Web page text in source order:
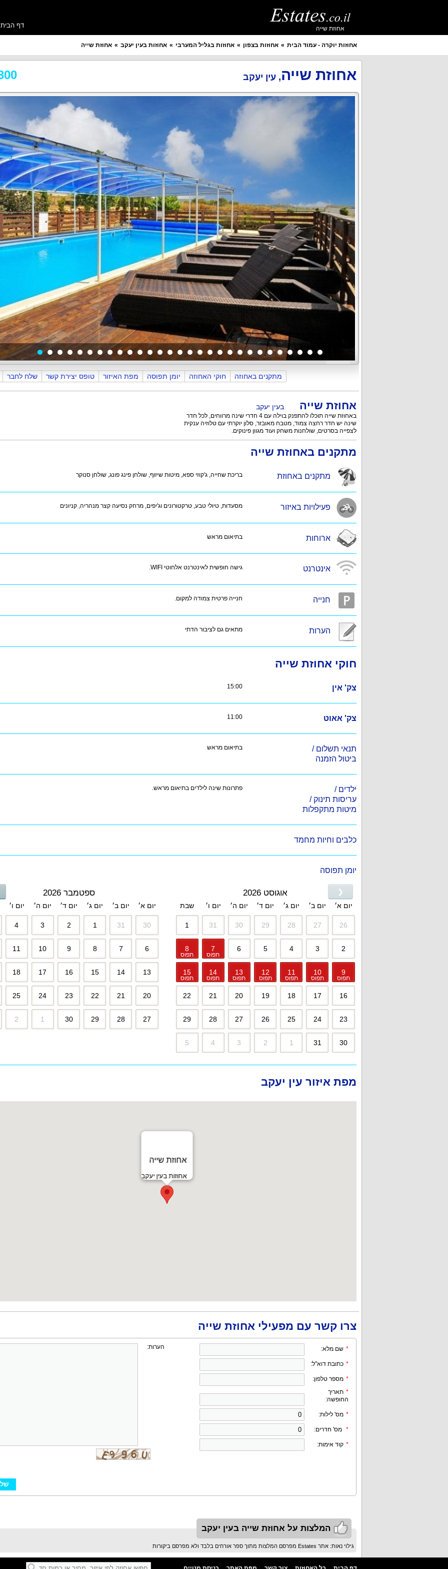
אחוזת שייה דף הבית
אחוזות יוקרה - עמוד הבית אחוזות בצפון אחוזות בגליל המערבי אחוזות בעין יעקב אחוזת שייה
אחוזת שייה, עין יעקב
החצר והבריכה פנים הוילה והחדרים אירועים במתחם
במיוחד לחורף
מתקנים באחוזה
חוקי האחוזה יומן תפוסה מפת האיזור טופס יצירת קשר שלח לחבר
אחוזת שייה בעין יעקב
באחוזת שייה תוכלו להתפנק בוילה עם 4 חדרי שינה מרווחים, לכל חדר
שינה יש חדר רחצה צמוד, מטבח מאובזר, סלון יוקרתי עם טלוזיה ענקית
לצפייה בסרטים, שולחנות משחק ועוד מגוון פינוקים.
מתקנים באחוזת שייה
מתקנים באחוזת בריכת שחייה, ג'קוזי ספא, מיטות שיזוף, שולחן פינג פונג, שולחן סנוקר
פעילויות באיזור מסעדות, טיולי טבע, טרקטורונים וג'יפים, מרחק נסיעה קצר מנהריה, קניונים
ארוחות בתיאום מראש
אינטרנט גישה חופשית לאינטרנט אלחוטי WIFI.
חנייה חנייה פרטית צמודה למקום.
הערות מתאים גם לציבור הדתי
חוקי אחוזת שייה
צק' אין 15:00
צק' אאוט 11:00
תנאי תשלום /
ביטול הזמנה
בתיאום מראש
ילדים /
עריסות תינוק /
מיטות מתקפלות
פתרונות שינה לילדים בתיאום מראש.
כלבים וחיות מחמד
יומן תפוסה
אוגוסט 2026
יום א׳ יום ב׳ יום ג׳ יום ד׳ יום ה׳ יום ו׳ שבת
26
27
28
29
30
31
1
2
3
4
5
6
7
תפוס
8
תפוס
9
תפוס
10
תפוס
11
תפוס
12
תפוס
13
תפוס
14
תפוס
15
תפוס
16
17
18
19
20
21
22
23
24
25
26
27
28
29
30
31
1
2
3
4
5
ספטמבר 2026
יום א׳ יום ב׳ יום ג׳ יום ד׳ יום ה׳ יום ו׳
30
31
1
2
3
4
6
7
8
9
10
11
13
14
15
16
17
18
20
21
22
23
24
25
27
28
29
30
1
2
❮
מפת איזור עין יעקב
אחוזת שייה
אחוזות בעין יעקב
צרו קשר עם מפעילי אחוזת שייה
הערות: * שם מלא:
* כתובת דוא"ל:
* מספר טלפון:
* תאריך
החופשה:
* מס' לילות:
* מס' חדרים:
* קוד אימות:
המלצות על אחוזת שייה בעין יעקב
גילוי נאות: אתר Estates מפרסם המלצות מתוך ספר אורחים בלבד ולא מפרסם ביקורות